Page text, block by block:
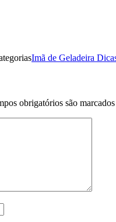
Imã de Geladeira
obrigatórios são